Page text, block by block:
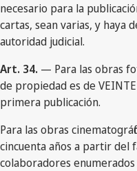
necesario para la
cartas, sean varias, y haya
autoridad judicial.
Art. 34. — Para las obras
de propiedad es de
primera publicación.
Para las obras
cincuenta años a partir del
colaboradores